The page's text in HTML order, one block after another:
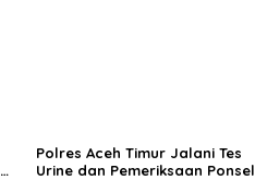
Polres Aceh Timur Jalani Tes
Urine dan Pemeriksaan Ponsel